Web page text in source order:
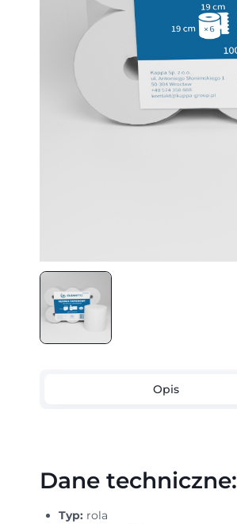
Opis
Dane techniczne:
Typ: rola